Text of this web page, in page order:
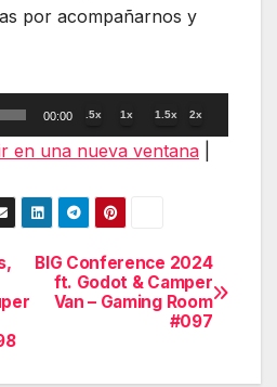
por acompañarnos y
00:00 .5x 1x 1.5x 2x
en una nueva ventana
BIG Conference 2024
ft. Godot & Camper
Van – Gaming Room
#097